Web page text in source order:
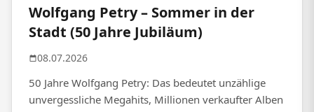
Wolfgang Petry – Sommer in der
Stadt (50 Jahre Jubiläum)
08.07.2026
50 Jahre Wolfgang Petry: Das bedeutet unzählige
unvergessliche Megahits, Millionen verkaufter Alben